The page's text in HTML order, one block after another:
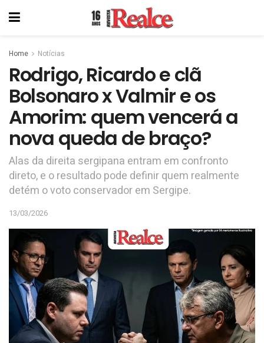
Home Notícias
Rodrigo, Ricardo e clã
Bolsonaro x Valmir e os
Amorim: quem vencerá a
nova queda de braço?
Alas da direita sergipana entram em confronto
direto, e o resultado pode definir quem realmente
detém o voto conservador em Sergipe.
13/03/2026